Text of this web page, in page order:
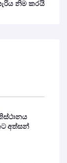
නිම කරයි
අත්සන්